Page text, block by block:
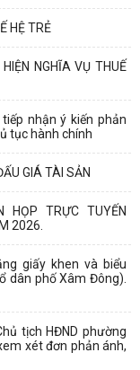
HỆ TRẺ
NGHĨA VỤ THUẾ
nhận ý kiến phản
tục hành chính
GIÁ TÀI SẢN
HỌP TRỰC TUYẾN
2026.
giấy khen và biểu
dân phố Xâm Đông).
tịch HĐND phường
xét đơn phản ánh,